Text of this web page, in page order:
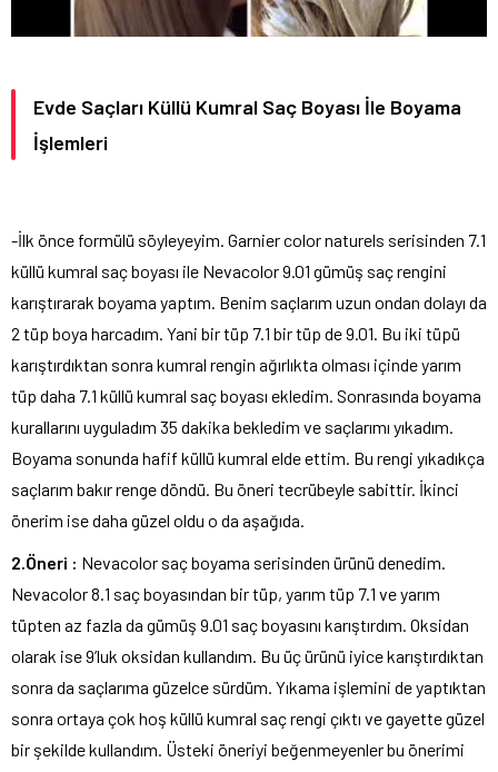
Evde Saçları Küllü Kumral Saç Boyası İle Boyama
İşlemleri
-İlk önce formülü söyleyeyim. Garnier color naturels serisinden 7.1
küllü kumral saç boyası ile Nevacolor 9.01 gümüş saç rengini
karıştırarak boyama yaptım. Benim saçlarım uzun ondan dolayı da
2 tüp boya harcadım. Yani bir tüp 7.1 bir tüp de 9.01. Bu iki tüpü
karıştırdıktan sonra kumral rengin ağırlıkta olması içinde yarım
tüp daha 7.1 küllü kumral saç boyası ekledim. Sonrasında boyama
kurallarını uyguladım 35 dakika bekledim ve saçlarımı yıkadım.
Boyama sonunda hafif küllü kumral elde ettim. Bu rengi yıkadıkça
saçlarım bakır renge döndü. Bu öneri tecrübeyle sabittir. İkinci
önerim ise daha güzel oldu o da aşağıda.
2.Öneri : Nevacolor saç boyama serisinden ürünü denedim.
Nevacolor 8.1 saç boyasından bir tüp, yarım tüp 7.1 ve yarım
tüpten az fazla da gümüş 9.01 saç boyasını karıştırdım. Oksidan
olarak ise 9’luk oksidan kullandım. Bu üç ürünü iyice karıştırdıktan
sonra da saçlarıma güzelce sürdüm. Yıkama işlemini de yaptıktan
sonra ortaya çok hoş küllü kumral saç rengi çıktı ve gayette güzel
bir şekilde kullandım. Üsteki öneriyi beğenmeyenler bu önerimi